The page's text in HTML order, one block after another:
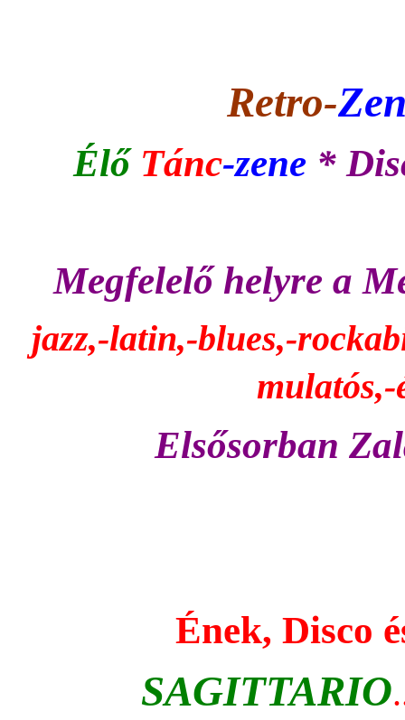
Retro-
Élő Tánc-zene *
Megfelelő helyre a
jazz,-latin,-blues,-
mulatós,-
Elsősorban
Ének, Disco
SAGITTARIO